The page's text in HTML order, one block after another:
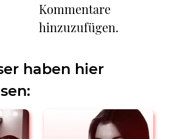
Kommentare
hinzuzufügen.
haben hier